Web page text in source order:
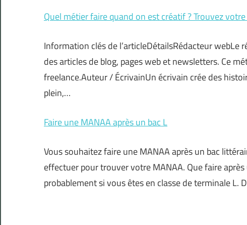
Quel métier faire quand on est créatif ? Trouvez
Information clés de l’articleDétailsRédacteur
des articles de blog, pages web et newsletters. Ce
freelance.Auteur / ÉcrivainUn écrivain crée des
plein,…
Faire une MANAA après un bac L
Vous souhaitez faire une MANAA après un bac
effectuer pour trouver votre MANAA. Que faire
probablement si vous êtes en classe de terminale